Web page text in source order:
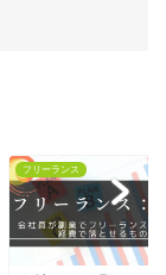
フリーランス